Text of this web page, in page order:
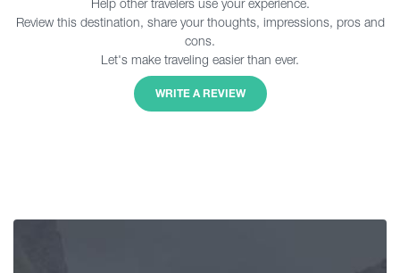
Help other travelers use your experience.
Review this destination, share your thoughts, impressions, pros and
cons.
Let's make traveling easier than ever.
WRITE A REVIEW